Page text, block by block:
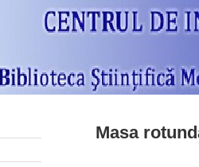
Masa